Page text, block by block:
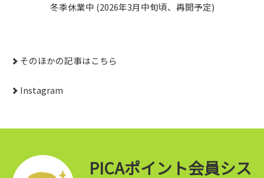
冬季休業中 (2026年3月中旬頃、再開予定)
そのほかの記事はこちら
Instagram
PICAポイント会員シス